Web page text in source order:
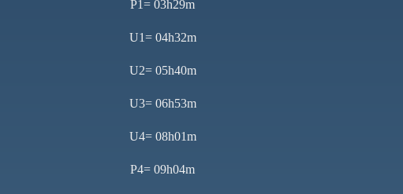
P1= 03h29m
U1= 04h32m
U2= 05h40m
U3= 06h53m
U4= 08h01m
P4= 09h04m